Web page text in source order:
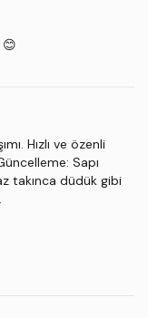
Hızlı ve özenli
Sapı
takınca düdük gibi